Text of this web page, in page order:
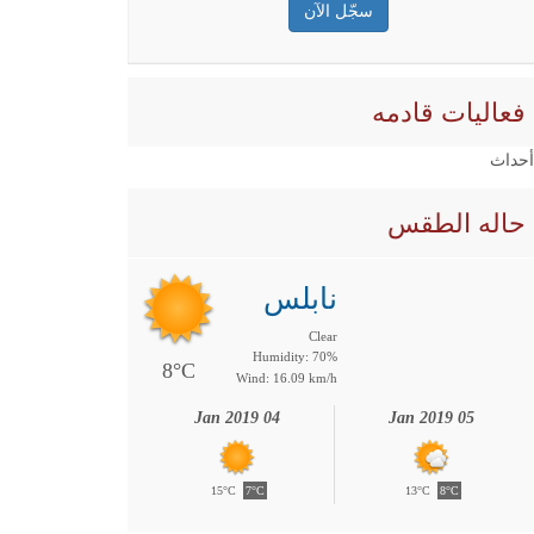
فعاليات قادمه
أحداث
حاله الطقس
8°C
نابلس
Clear
Humidity: 70%
Wind: 16.09 km/h
04 Jan 2019
15°C 7°C
05 Jan 2019
13°C 8°C